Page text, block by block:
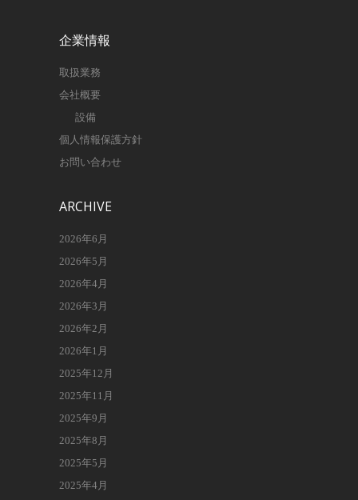
企業情報
取扱業務
会社概要
設備
個人情報保護方針
お問い合わせ
ARCHIVE
2026年6月
2026年5月
2026年4月
2026年3月
2026年2月
2026年1月
2025年12月
2025年11月
2025年9月
2025年8月
2025年5月
2025年4月